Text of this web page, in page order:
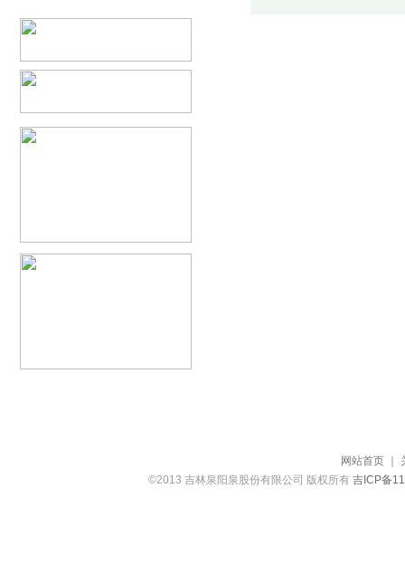
网站首页
©2013 吉林泉阳泉股份有限公司 版权所有吉ICP备